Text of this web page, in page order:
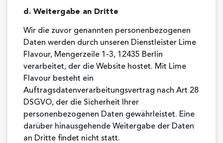
d. Weitergabe an Dritte
Wir die zuvor genannten personenbezogenen
Daten werden durch unseren Dienstleister Lime
Flavour, Mengerzeile 1-3, 12435 Berlin
verarbeitet, der die Website hostet. Mit Lime
Flavour besteht ein
Auftragsdatenverarbeitungsvertrag nach Art 28
DSGVO, der die Sicherheit Ihrer
personenbezogenen Daten gewährleistet. Eine
darüber hinausgehende Weitergabe der Daten
an Dritte findet nicht statt.